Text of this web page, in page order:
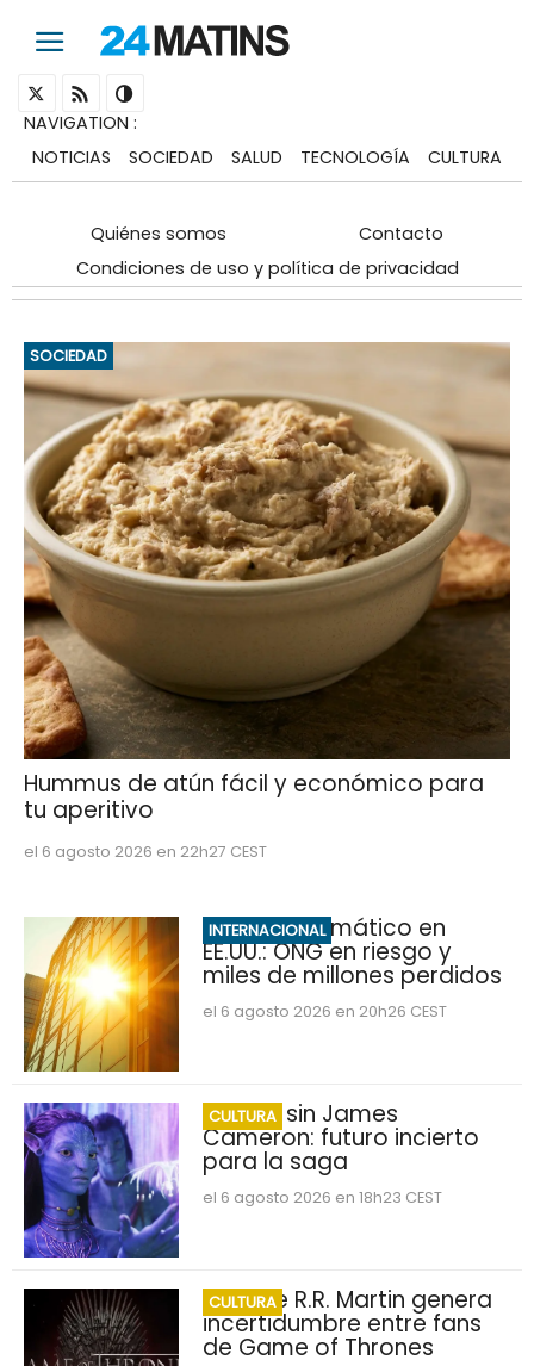
NAVIGATION :
NOTICIAS
SOCIEDAD SALUD TECNOLOGÍA CULTURA
Quiénes somos
Contacto
Condiciones de uso y política de privacidad
SOCIEDAD
Hummus de atún fácil y económico para
tu aperitivo
el 6 agosto 2026 en 22h27 CEST
INTERNACIONAL
Impacto climático en
EE.UU.: ONG en riesgo y
miles de millones perdidos
el 6 agosto 2026 en 20h26 CEST
CULTURA
Avatar sin James
Cameron: futuro incierto
para la saga
el 6 agosto 2026 en 18h23 CEST
CULTURA
George R.R. Martin genera
incertidumbre entre fans
de Game of Thrones